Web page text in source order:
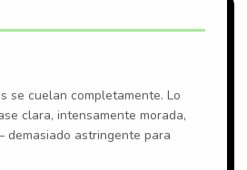
se cuelan completamente. Lo
clara, intensamente morada,
astringente para